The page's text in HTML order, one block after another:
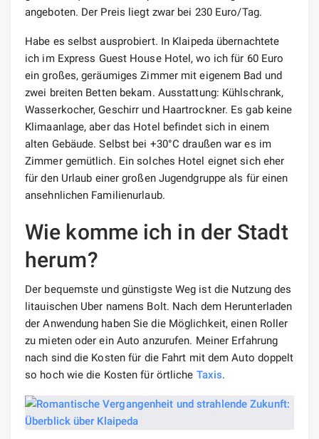
angeboten. Der Preis liegt zwar bei 230 Euro/Tag.
Habe es selbst ausprobiert. In Klaipeda übernachtete
ich im Express Guest House Hotel, wo ich für 60 Euro
ein großes, geräumiges Zimmer mit eigenem Bad und
zwei breiten Betten bekam. Ausstattung: Kühlschrank,
Wasserkocher, Geschirr und Haartrockner. Es gab keine
Klimaanlage, aber das Hotel befindet sich in einem
alten Gebäude. Selbst bei +30°C draußen war es im
Zimmer gemütlich. Ein solches Hotel eignet sich eher
für den Urlaub einer großen Jugendgruppe als für einen
ansehnlichen Familienurlaub.
Wie komme ich in der Stadt
herum?
Der bequemste und günstigste Weg ist die Nutzung des
litauischen Uber namens Bolt. Nach dem Herunterladen
der Anwendung haben Sie die Möglichkeit, einen Roller
zu mieten oder ein Auto anzurufen. Meiner Erfahrung
nach sind die Kosten für die Fahrt mit dem Auto doppelt
so hoch wie die Kosten für örtliche Taxis.